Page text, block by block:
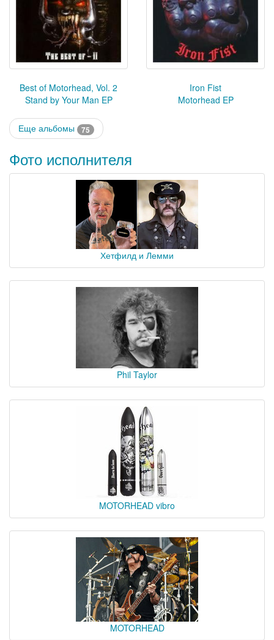
Best of Motorhead, Vol. 2
Iron Fist
Stand by Your Man EP
Motorhead EP
Еще альбомы 75
Фото исполнителя
Хетфилд и Лемми
Phil Taylor
MOTORHEAD vibro
MOTORHEAD